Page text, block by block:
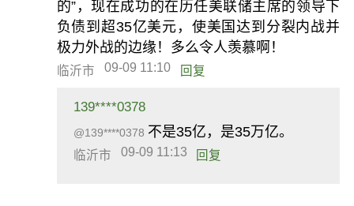
的”，现在成功的在历任美联储主席的领导下
负债到超35亿美元，使美国达到分裂内战并
极力外战的边缘！多么令人羡慕啊！
临沂市 09-09 11:10 回复
139****0378
@139****0378 不是35亿，是35万亿。
临沂市 09-09 11:13 回复